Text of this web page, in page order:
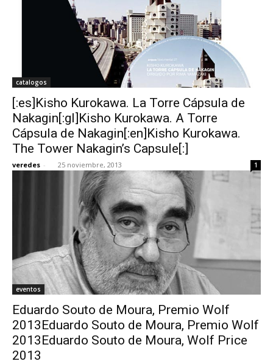
catalogos
[:es]Kisho Kurokawa. La Torre Cápsula de
Nakagin[:gl]Kisho Kurokawa. A Torre
Cápsula de Nakagin[:en]Kisho Kurokawa.
The Tower Nakagin’s Capsule[:]
veredes - 25 noviembre, 2013 1
eventos
Eduardo Souto de Moura, Premio Wolf
2013Eduardo Souto de Moura, Premio Wolf
2013Eduardo Souto de Moura, Wolf Price
2013